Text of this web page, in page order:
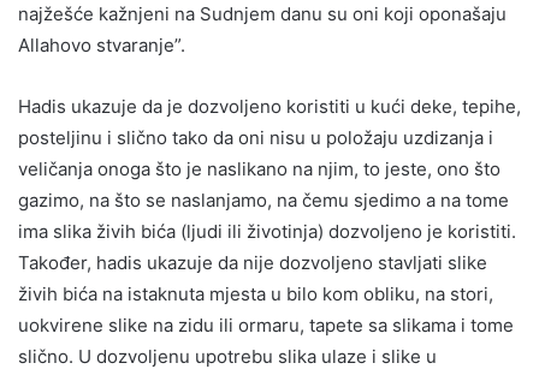
najžešće kažnjeni na Sudnjem danu su oni koji oponašaju
Allahovo stvaranje”.
Hadis ukazuje da je dozvoljeno koristiti u kući deke, tepihe,
posteljinu i slično tako da oni nisu u položaju uzdizanja i
veličanja onoga što je naslikano na njim, to jeste, ono što
gazimo, na što se naslanjamo, na čemu sjedimo a na tome
ima slika živih bića (ljudi ili životinja) dozvoljeno je koristiti.
Također, hadis ukazuje da nije dozvoljeno stavljati slike
živih bića na istaknuta mjesta u bilo kom obliku, na stori,
uokvirene slike na zidu ili ormaru, tapete sa slikama i tome
slično. U dozvoljenu upotrebu slika ulaze i slike u